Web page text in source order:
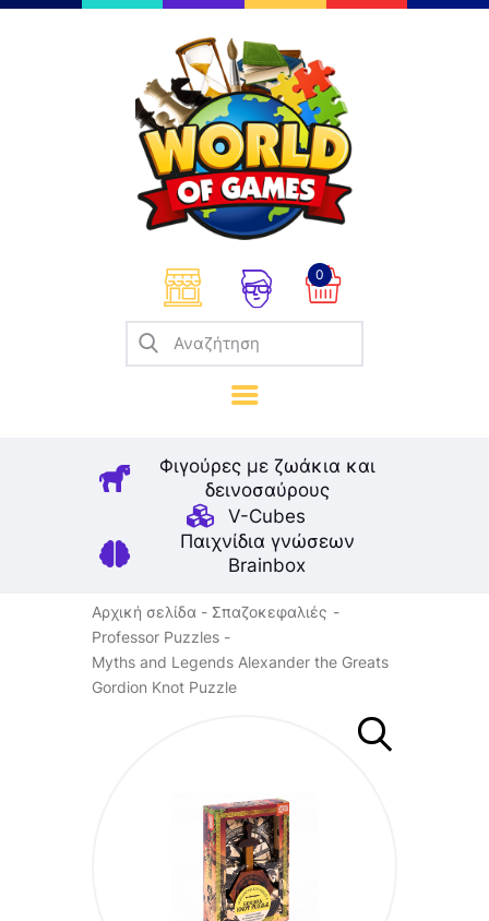
0
Φιγούρες με ζωάκια και
δεινοσαύρους
V-Cubes
Παιχνίδια γνώσεων
Brainbox
Επιτραπέζια
Παζλ
Παιχνίδια Καρτών
Σπαζοκεφαλιές
Κατασκευές
Καλλιτεχνικά
Μοντελισμός
Βιβλία
Παιχνίδια Ρόλων
Αρχική σελίδα
Σπαζοκεφαλιές
Professor Puzzles
Myths and Legends Alexander the Greats
Gordion Knot Puzzle